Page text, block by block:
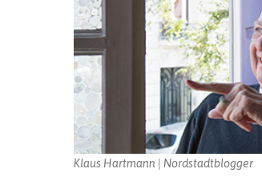
Klaus Hartmann | Nordstadtblogger